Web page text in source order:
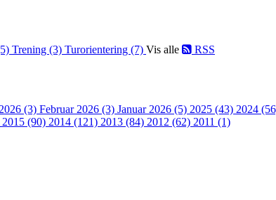
Trening (3) Turorientering (7) Vis alle RSS
(3) Februar 2026 (3) Januar 2026 (5) 2025 (43) 2024
2015 (90) 2014 (121) 2013 (84) 2012 (62) 2011 (1)